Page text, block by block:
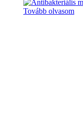
Tovább olvasom